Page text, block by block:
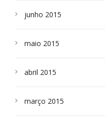
junho 2015
maio 2015
abril 2015
março 2015